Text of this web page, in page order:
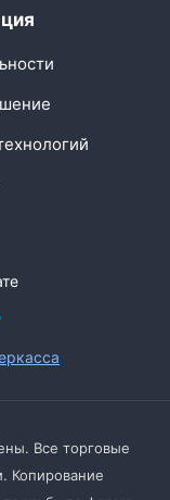
Все торговые
Копирование